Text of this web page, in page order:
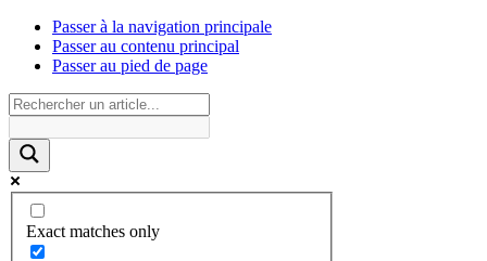
Passer à la navigation principale
Passer au contenu principal
Passer au pied de page
Exact matches only